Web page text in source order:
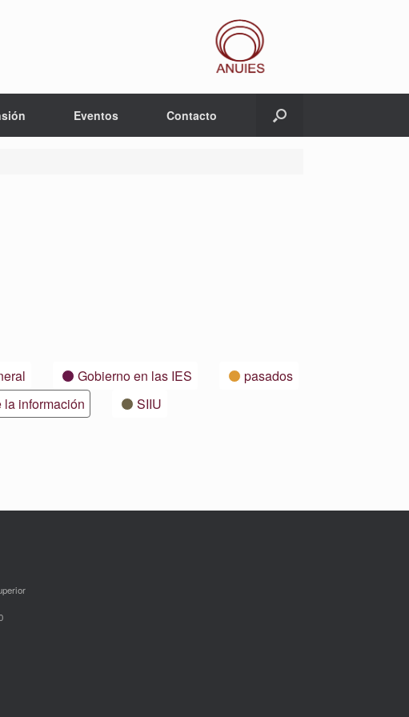
Eventos Contacto
Gobierno en las IES
pasados
información
SIIU